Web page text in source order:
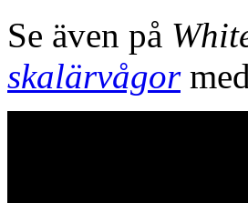
Se även på
skalärvågor